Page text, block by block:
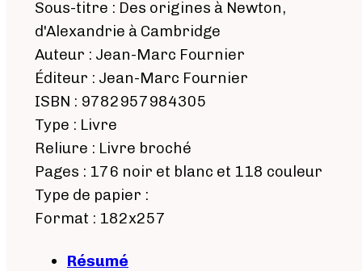
Sous-titre : Des origines à Newton,
d'Alexandrie à Cambridge
Auteur : Jean-Marc Fournier
Éditeur : Jean-Marc Fournier
ISBN : 9782957984305
Type : Livre
Reliure : Livre broché
Pages : 176 noir et blanc et 118 couleur
Type de papier :
Format : 182x257
Résumé